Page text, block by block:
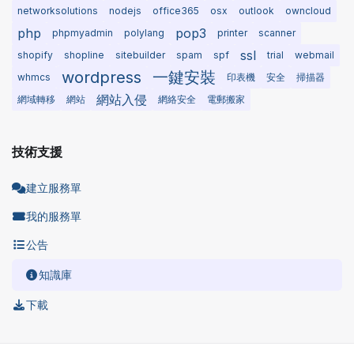
networksolutions nodejs office365 osx outlook owncloud
php phpmyadmin polylang pop3 printer
scanner
shopify
shopline sitebuilder spam spf ssl trial
webmail
whmcs
wordpress 一鍵安裝 印表機 安全
掃描器
網域轉移
網站 網站入侵 網絡安全 電郵搬家
技術支援
建立服務單
我的服務單
公告
知識庫
下載